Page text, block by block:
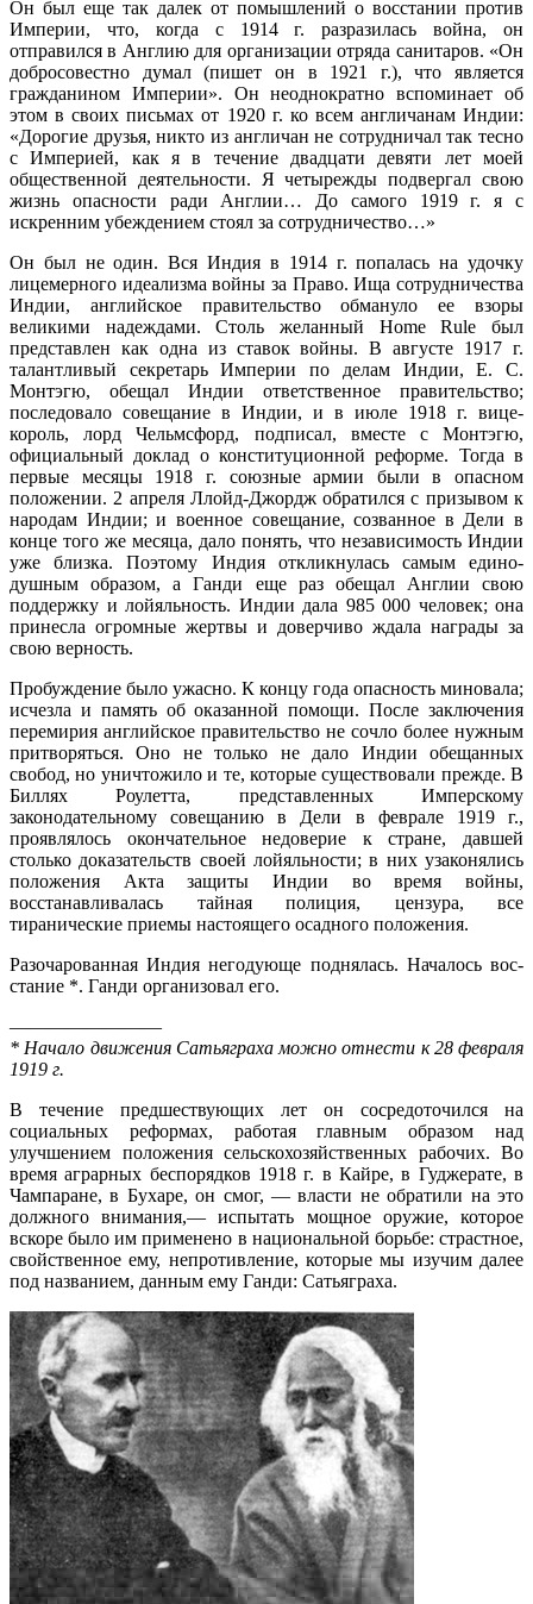
Он был еще так далек от помышлений о восстании против
Империи, что, когда с 1914 г. разразилась война, он
отправился в Англию для организации отряда санитаров. «Он
добросо­вестно думал (пишет он в 1921 г.), что является
гражданином Империи». Он неоднократно вспоминает об
этом в своих письмах от 1920 г. ко всем англичанам Индии:
«Дорогие друзья, никто из англичан не сотрудничал так тесно
с Империей, как я в течение двадцати девяти лет моей
общественной деятельности. Я четырежды подвергал свою
жизнь опасности ради Англии… До самого 1919 г. я с
искренним убеждением стоял за сотруд­ничество…»
Он был не один. Вся Индия в 1914 г. попалась на удочку
лицемерного идеализма войны за Право. Ища сотрудничества
Индии, английское правительство обмануло ее взоры
великими надеждами. Столь желанный Home Rule был
представлен как одна из ставок войны. В августе 1917 г.
талантливый секретарь Империи по делам Индии, Е. С.
Монтэгю, обещал Индии ответ­ственное правительство;
последовало совещание в Индии, и в июле 1918 г. вице-
король, лорд Чельмсфорд, подписал, вместе с Монтэгю,
официальный доклад о конституционной реформе. Тогда в
первые месяцы 1918 г. союзные армии были в опасном
положении. 2 апреля Ллойд-Джордж обратился с призывом к
народам Индии; и военное совещание, созванное в Дели в
конце того же месяца, дало понять, что независимость Индии
уже близка. Поэтому Индия откликнулась самым едино­
душным образом, а Ганди еще раз обещал Англии свою
поддержку и лойяльность. Индии дала 985 000 человек; она
принесла огромные жертвы и доверчиво ждала награды за
свою верность.
Пробуждение было ужасно. К концу года опасность мино­вала;
исчезла и память об оказанной помощи. После заключения
перемирия английское правительство не сочло более нужным
притворяться. Оно не только не дало Индии обещанных
свобод, но уничтожило и те, которые существовали прежде. В
Биллях Роулетта, представленных Имперскому
законодательному сове­щанию в Дели в феврале 1919 г.,
проявлялось окончательное недоверие к стране, давшей
столько доказательств своей лойяльности; в них узаконялись
положения Акта защиты Индии во время войны,
восстанавливалась тайная полиция, цензура, все
тиранические приемы настоящего осадного положения.
Разочарованная Индия негодующе поднялась. Началось вос­
стание *. Ганди организовал его.
————————
* Начало движения Сатьяграха можно отнести к 28 февраля
1919 г.
В течение предшествующих лет он сосредоточился на
социальных реформах, работая главным образом над
улучшением положения сельскохозяйственных рабочих. Во
время аграрных беспорядков 1918 г. в Кайре, в Гуджерате, в
Чампаране, в Бухаре, он смог, — власти не обратили на это
должного вни­мания,— испытать мощное оружие, которое
вскоре было им применено в национальной борьбе: страстное,
свойственное ему, непротивление, которые мы изучим далее
под названием, данным ему Ганди: Сатьяграха.